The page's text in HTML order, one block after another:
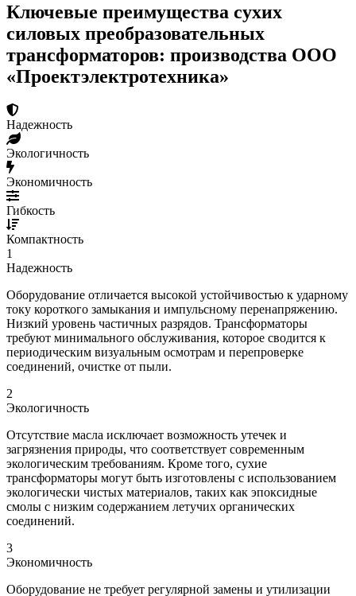
Ключевые преимущества сухих
силовых преобразовательных
трансформаторов: производства ООО
«Проектэлектротехника»
Надежность
Экологичность
Экономичность
Гибкость
Компактность
1
Надежность
Оборудование отличается высокой устойчивостью к ударному
току короткого замыкания и импульсному перенапряжению.
Низкий уровень частичных разрядов. Трансформаторы
требуют минимального обслуживания, которое сводится к
периодическим визуальным осмотрам и перепроверке
соединений, очистке от пыли.
2
Экологичность
Отсутствие масла исключает возможность утечек и
загрязнения природы, что соответствует современным
экологическим требованиям. Кроме того, сухие
трансформаторы могут быть изготовлены с использованием
экологически чистых материалов, таких как эпоксидные
смолы с низким содержанием летучих органических
соединений.
3
Экономичность
Оборудование не требует регулярной замены и утилизации